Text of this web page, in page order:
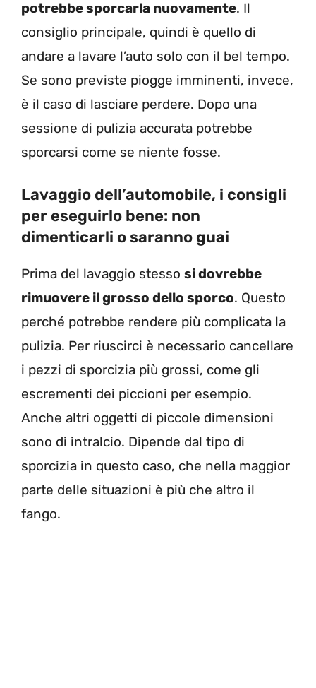
potrebbe sporcarla nuovamente. Il
consiglio principale, quindi è quello di
andare a lavare l’auto solo con il bel tempo.
Se sono previste piogge imminenti, invece,
è il caso di lasciare perdere. Dopo una
sessione di pulizia accurata potrebbe
sporcarsi come se niente fosse.
Lavaggio dell’automobile, i consigli
per eseguirlo bene: non
dimenticarli o saranno guai
Prima del lavaggio stesso si dovrebbe
rimuovere il grosso dello sporco. Questo
perché potrebbe rendere più complicata la
pulizia. Per riuscirci è necessario cancellare
i pezzi di sporcizia più grossi, come gli
escrementi dei piccioni per esempio.
Anche altri oggetti di piccole dimensioni
sono di intralcio. Dipende dal tipo di
sporcizia in questo caso, che nella maggior
parte delle situazioni è più che altro il
fango.